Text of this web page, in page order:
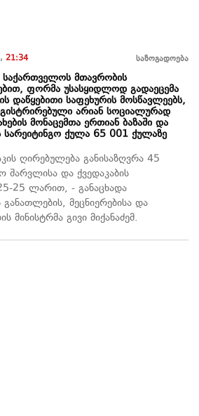
21:34 საზოგადოება
საქართველოს მთავრობის
ფორმა უსასყიდლოდ გადაეცემა
დაწყებითი საფეხურის მოსწავლეებს,
არიან სოციალურად
მონაცემთა ერთიან ბაზაში და
სარეიტინგო ქულა 65 001 ქულაზე
ღირებულება განისაზღვრა 45
და ქვედაკაბის
25 ლარით, - განაცხადა
მეცნიერებისა და
მინისტრმა გივი მიქანაძემ.